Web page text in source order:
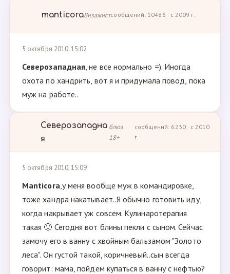
manticoraВизажистсообщений: 10486 · с 2009 г.
5 октября 2010, 15:02
Северозападная, не все нормально =). Иногда
охота по хандрить, вот я и придумала повод, пока
муж на работе..
Северозападна
я
блюз
18+
сообщений: 6230 · с 2010
г.
5 октября 2010, 15:09
Manticora,у меня вообще муж в командировке,
тоже хандра накатывает..Я обычно готовить иду,
когда накрывает уж совсем. Кулинаротерапия
такая 🙂 Сегодня вот блины пекли с сыном. Сейчас
замочу его в ванну с хвойным бальзамом "Золото
леса". Он густой такой, коричневый..сын всегда
говорит: мама, пойдем купаться в ванну с нефтью?